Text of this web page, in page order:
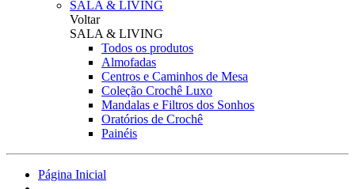
SALA & LIVING
Voltar
SALA & LIVING
Todos os produtos
Almofadas
Centros e Caminhos de Mesa
Coleção Crochê Luxo
Mandalas e Filtros dos Sonhos
Oratórios de Crochê
Painéis
Página Inicial